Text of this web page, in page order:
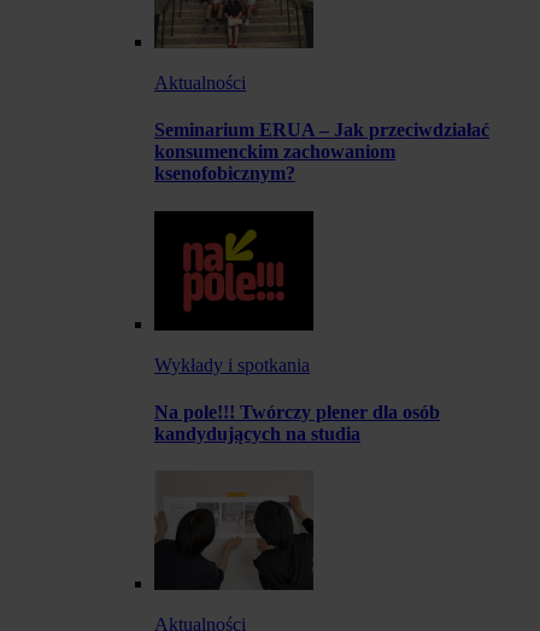
Aktualności
Seminarium ERUA – Jak przeciwdziałać
konsumenckim zachowaniom
ksenofobicznym?
Wykłady i spotkania
Na pole!!! Twórczy plener dla osób
kandydujących na studia
Aktualności